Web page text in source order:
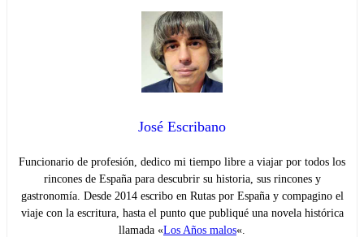
José Escribano
Funcionario de profesión, dedico mi tiempo libre a viajar por todos los
rincones de España para descubrir su historia, sus rincones y
gastronomía. Desde 2014 escribo en Rutas por España y compagino el
viaje con la escritura, hasta el punto que publiqué una novela histórica
llamada «Los Años malos«.